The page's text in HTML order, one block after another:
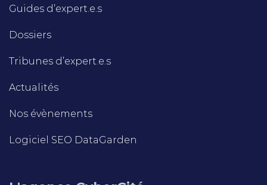
Guides d’expert.e.s
Dossiers
Tribunes d’expert.e.s
Actualités
Nos évènements
Logiciel SEO DataGarden